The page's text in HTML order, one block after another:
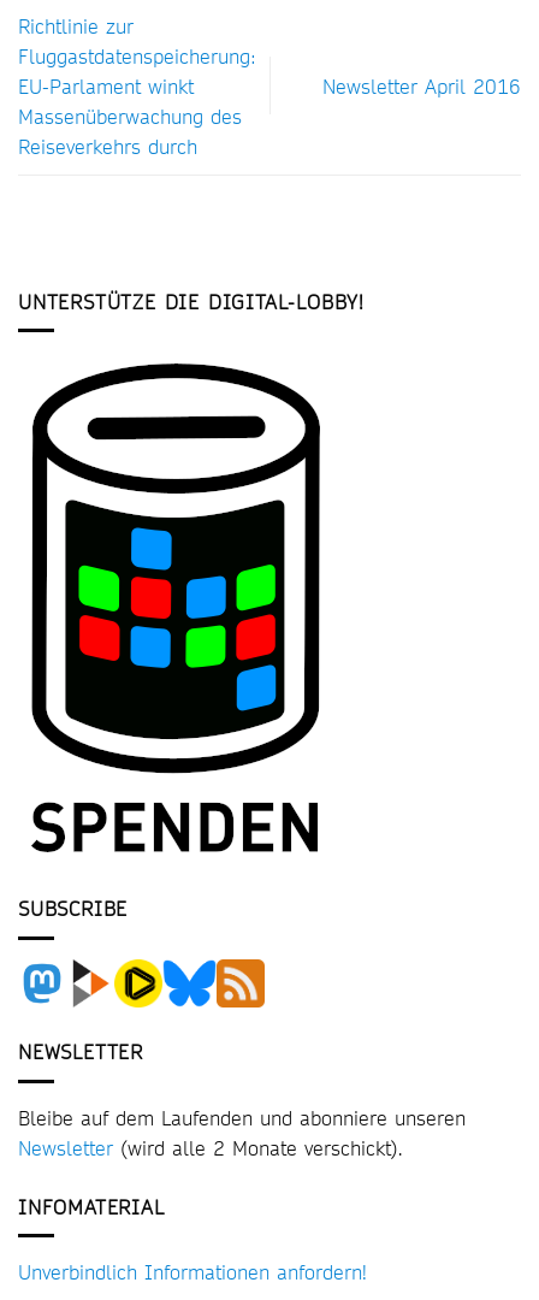
Richtlinie zur
Fluggastdatenspeicherung:
EU-Parlament winkt
Massenüberwachung des
Reiseverkehrs durch
Newsletter April 2016
UNTERSTÜTZE DIE DIGITAL-LOBBY!
SUBSCRIBE
NEWSLETTER
Bleibe auf dem Laufenden und abonniere unseren
Newsletter (wird alle 2 Monate verschickt).
INFOMATERIAL
Unverbindlich Informationen anfordern!